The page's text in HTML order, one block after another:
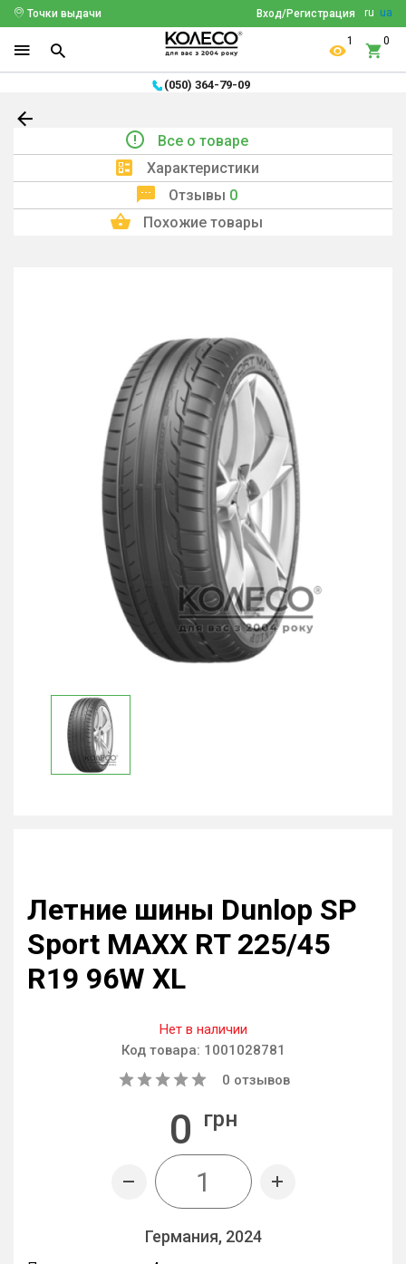
ru ua
Вход/Регистрация
Точки выдачи
1 0
(050) 364-79-09
Все о товаре
Характеристики
Отзывы 0
Похожие товары
Летние шины Dunlop SP
Sport MAXX RT 225/45
R19 96W XL
Нет в наличии
Код товара: 1001028781
0 отзывов
0 грн
Германия, 2024